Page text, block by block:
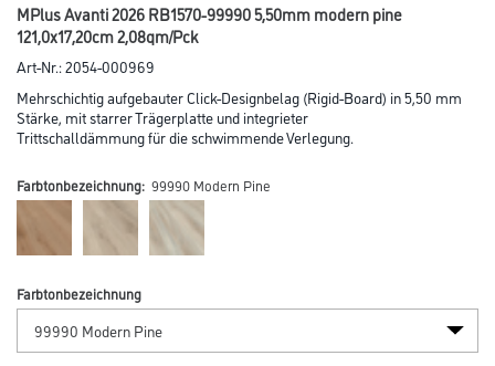
MPlus Avanti 2026 RB1570-99990 5,50mm modern pine
121,0x17,20cm 2,08qm/Pck
Art-Nr.:2054-000969
Mehrschichtig aufgebauter Click-Designbelag (Rigid-Board) in 5,50 mm
Stärke, mit starrer Trägerplatte und integrieter
Trittschalldämmung für die schwimmende Verlegung.
Farbtonbezeichnung: 99990 Modern Pine
Farbtonbezeichnung